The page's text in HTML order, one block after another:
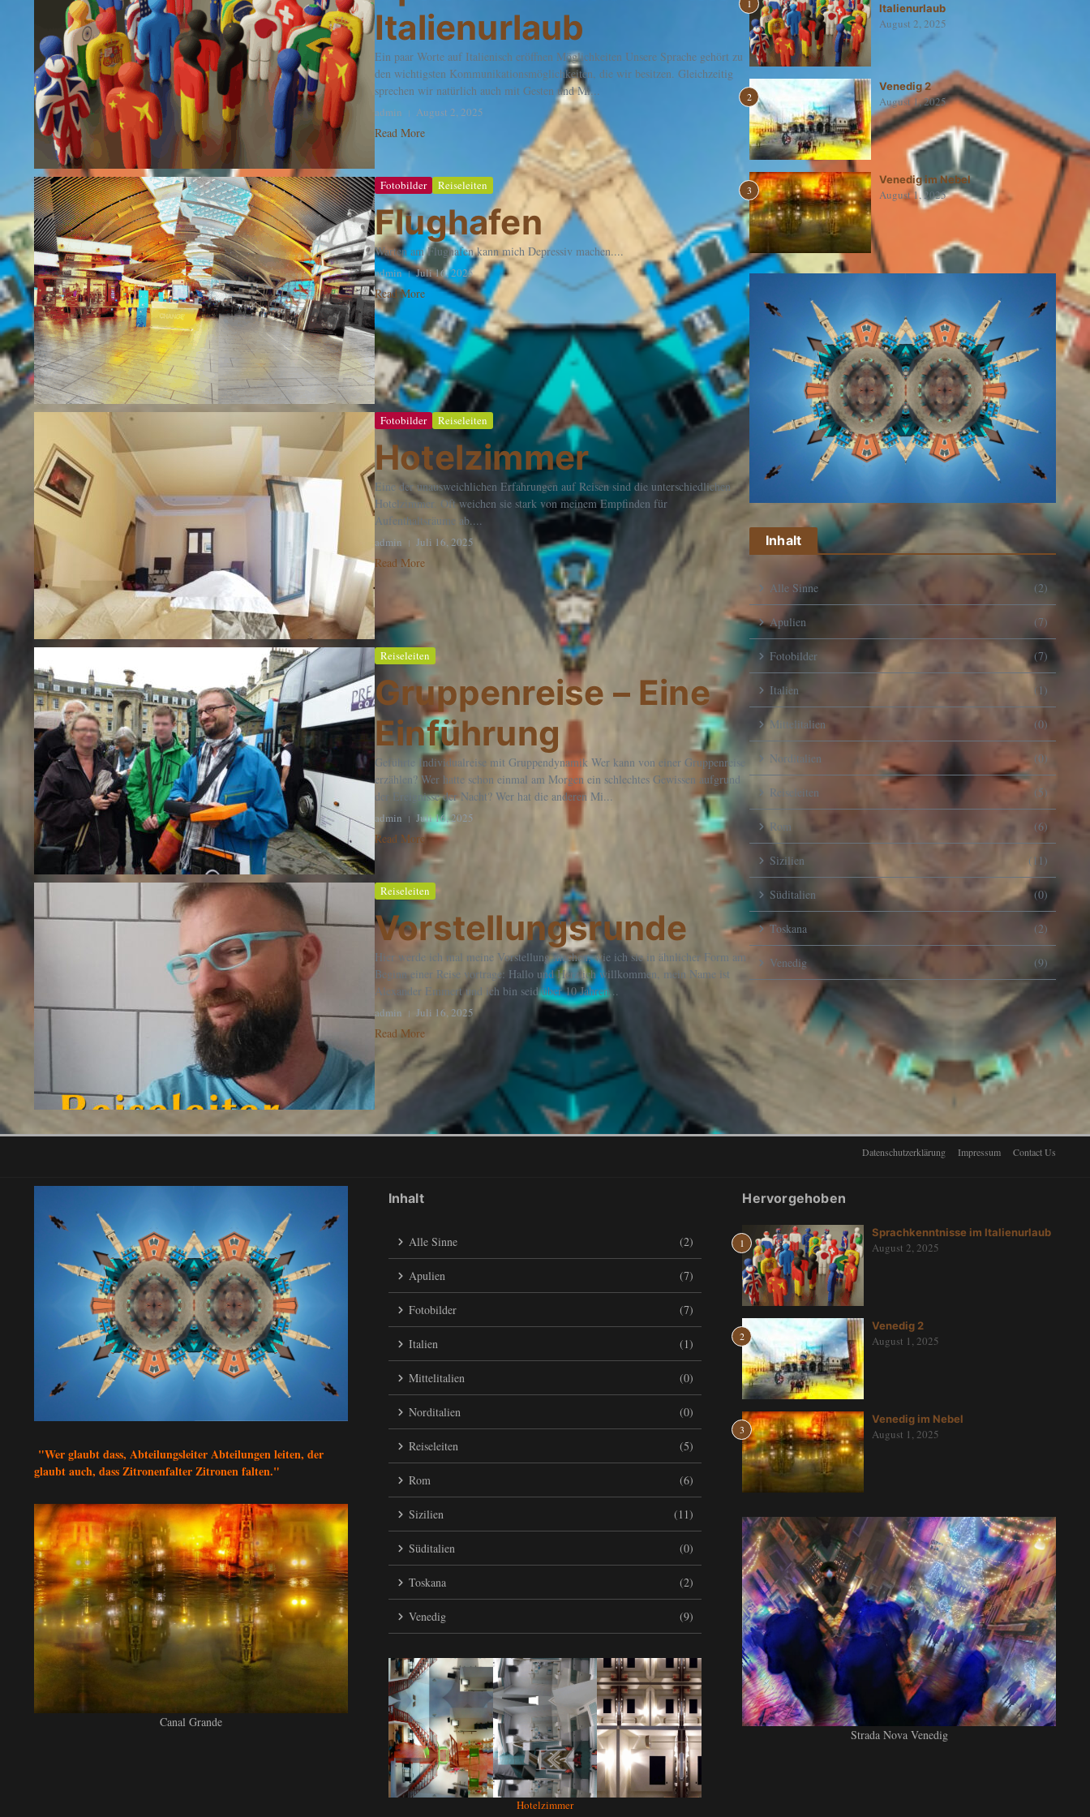
Italienurlaub
Ein paar Worte auf Italienisch eröffnen Möglichkeiten Unsere Sprache gehört zu
den wichtigsten Kommunikationsmöglichkeiten, die wir besitzen. Gleichzeitig
sprechen wir natürlich auch mit Gesten und Mi...
admin August 2, 2025
Read More
Fotobilder Reiseleiten
Flughafen
Warten am Flughafen kann mich Depressiv machen....
admin Juli 16, 2025
Read More
Fotobilder Reiseleiten
Hotelzimmer
Eine der unausweichlichen Erfahrungen auf Reisen sind die unterschiedlichen
Hotelzimmer. Oft weichen sie stark von meinem Empfinden für
Aufenthaltsräume ab....
admin Juli 16, 2025
Read More
Reiseleiten
Gruppenreise – Eine
Einführung
Geführte Individualreise mit Gruppendynamik Wer kann von einer Gruppenreise
erzählen? Wer hatte schon einmal am Morgen ein schlechtes Gewissen aufgrund
der Ereignisse der Nacht? Wer hat die anderen Mi...
admin Juli 16, 2025
Read More
Reiseleiten
Vorstellungsrunde
Hier werde ich mal meine Vorstellung machen, wie ich sie in ähnlicher Form am
Beginn einer Reise vortrage: Hallo und Herzlich willkommen, mein Name ist
Alexander Emmert und ich bin seid über 10 Jahren...
admin Juli 16, 2025
Read More
1
Italienurlaub
August 2, 2025
2
Venedig 2
August 1, 2025
3
Venedig im Nebel
August 1, 2025
Inhalt
Alle Sinne (2)
Apulien (7)
Fotobilder (7)
Italien (1)
Mittelitalien (0)
Norditalien (0)
Reiseleiten (5)
Rom (6)
Sizilien (11)
Süditalien (0)
Toskana (2)
Venedig (9)
Datenschutzerklärung Impressum Contact Us
"Wer glaubt dass, Abteilungsleiter Abteilungen leiten, der
glaubt auch, dass Zitronenfalter Zitronen falten."
Canal Grande
Inhalt
Alle Sinne (2)
Apulien (7)
Fotobilder (7)
Italien (1)
Mittelitalien (0)
Norditalien (0)
Reiseleiten (5)
Rom (6)
Sizilien (11)
Süditalien (0)
Toskana (2)
Venedig (9)
Hotelzimmer
Hervorgehoben
1
Sprachkenntnisse im Italienurlaub
August 2, 2025
2
Venedig 2
August 1, 2025
3
Venedig im Nebel
August 1, 2025
Strada Nova Venedig